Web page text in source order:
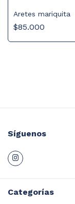
Aretes mariquita
$85.000
Síguenos
Categorías